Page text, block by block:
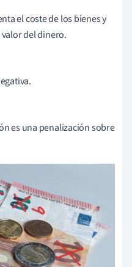
el coste de los bienes y
del dinero.
es una penalización sobre